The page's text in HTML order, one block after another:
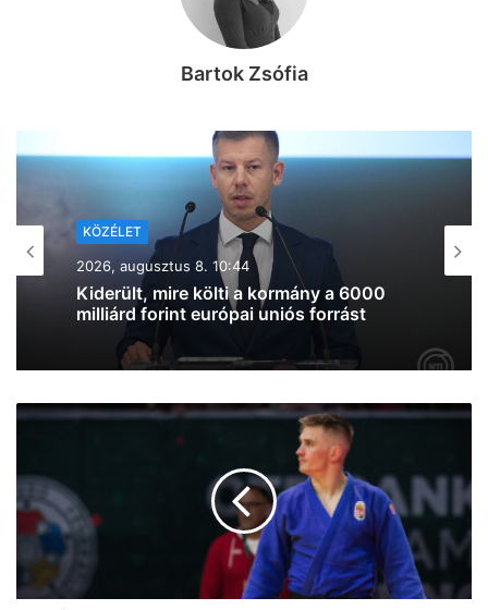
Bartok Zsófia
2026, augusztus 7. 19:39
Lazul a volt miniszterelnök: Orbán
Viktor felbukkant a szerbiai
trombitafesztiválon, sörözött és